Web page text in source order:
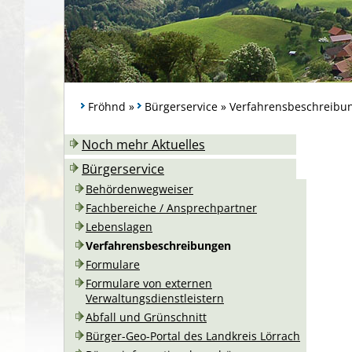
Fröhnd » Bürgerservice »
Noch mehr Aktuelles
Bürgerservice
Behördenwegweiser
Fachbereiche / Ansprechpartner
Lebenslagen
Verfahrensbeschreibungen
Formulare
Formulare von externen
Verwaltungsdienstleistern
Abfall und Grünschnitt
Bürger-Geo-Portal des Landkreis Lörrach